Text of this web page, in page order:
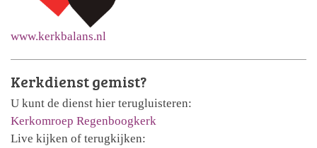
www.kerkbalans.nl
Kerkdienst gemist?
U kunt de dienst hier terugluisteren:
Kerkomroep Regenboogkerk
Live kijken of terugkijken: